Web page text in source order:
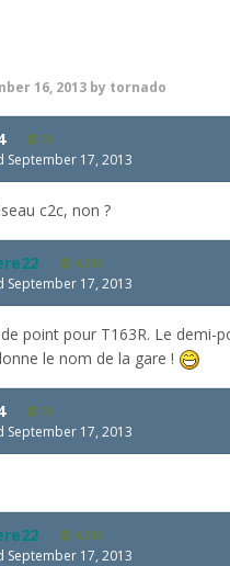
16, 2013 by tornado
35
September 17, 2013
c2c, non ?
4,385
September 17, 2013
point pour T163R. Le demi-
le nom de la gare !
35
September 17, 2013
4,385
September 17, 2013